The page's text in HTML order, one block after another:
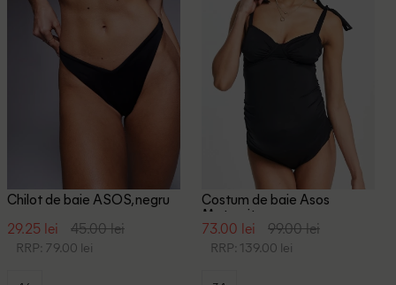
Chilot de baie ASOS, negru
29.25 lei 45.00 lei
RRP: 79.00 lei
Costum de baie Asos
Maternity, negru
73.00 lei 99.00 lei
RRP: 139.00 lei